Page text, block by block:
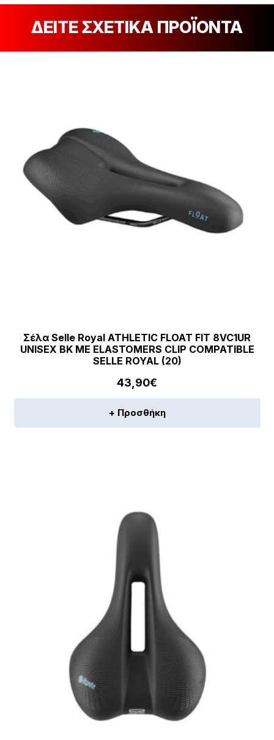
ΔΕΙΤΕ ΣΧΕΤΙΚΑ ΠΡΟΪΟΝΤΑ
Σέλα Selle Royal ATHLETIC FLOAT FIT 8VC1UR
UNISEX BK ΜΕ ELASTOMERS CLIP COMPATIBLE
SELLE ROYAL (20)
43,90€
+ Προσθήκη